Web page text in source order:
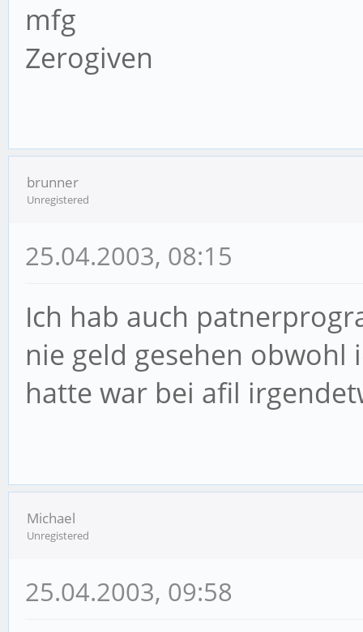
mfg
Zerogiven
brunner
Unregistered
25.04.2003, 08:15
Ich hab auch
nie geld gesehen obwohl
hatte war bei afil
Michael
Unregistered
25.04.2003, 09:58